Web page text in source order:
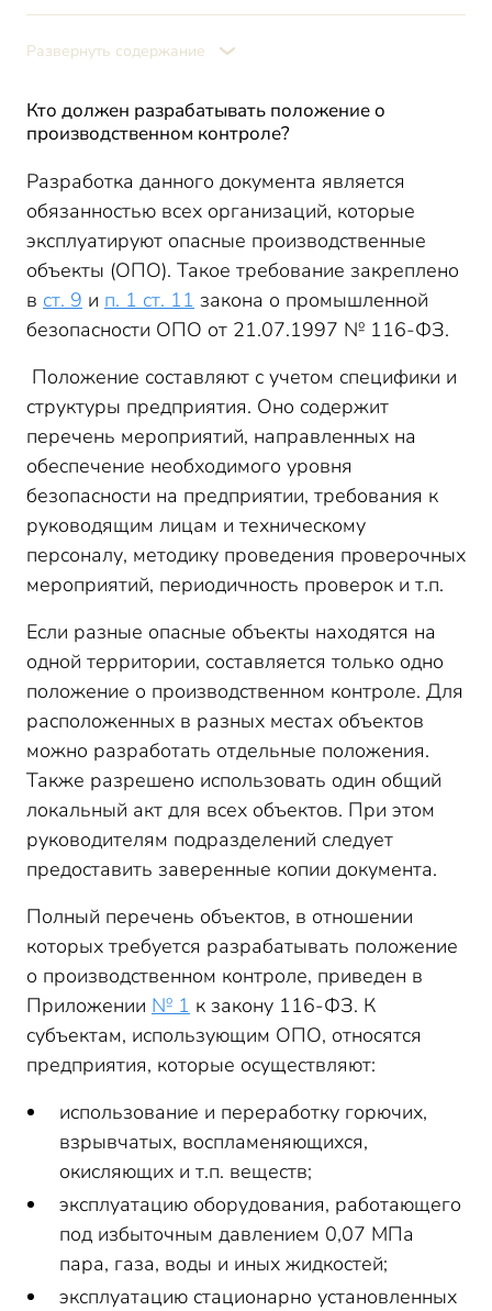
контроле
производственном контроле на 2026 год (образец)
Развернуть содержание
Кто должен разрабатывать положение о
производственном контроле?
Разработка данного документа является
обязанностью всех организаций, которые
эксплуатируют опасные производственные
объекты (ОПО). Такое требование закреплено
в ст. 9 и п. 1 ст. 11 закона о промышленной
безопасности ОПО от 21.07.1997 № 116-ФЗ.
Положение составляют с учетом специфики и
структуры предприятия. Оно содержит
перечень мероприятий, направленных на
обеспечение необходимого уровня
безопасности на предприятии, требования к
руководящим лицам и техническому
персоналу, методику проведения проверочных
мероприятий, периодичность проверок и т.п.
Если разные опасные объекты находятся на
одной территории, составляется только одно
положение о производственном контроле. Для
расположенных в разных местах объектов
можно разработать отдельные положения.
Также разрешено использовать один общий
локальный акт для всех объектов. При этом
руководителям подразделений следует
предоставить заверенные копии документа.
Полный перечень объектов, в отношении
которых требуется разрабатывать положение
о производственном контроле, приведен в
Приложении № 1 к закону 116-ФЗ. К
субъектам, использующим ОПО, относятся
предприятия, которые осуществляют:
использование и переработку горючих,
взрывчатых, воспламеняющихся,
окисляющих и т.п. веществ;
эксплуатацию оборудования, работающего
под избыточным давлением 0,07 МПа
пара, газа, воды и иных жидкостей;
эксплуатацию стационарно установленных